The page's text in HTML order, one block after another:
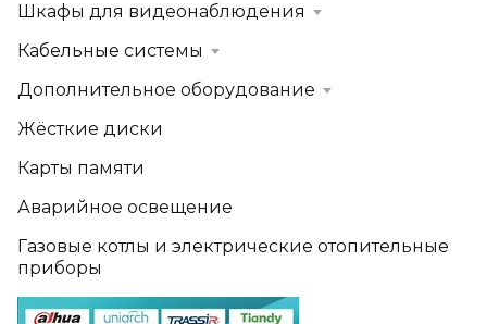
Шкафы для видеонаблюдения
Кабельные системы
Дополнительное оборудование
Жёсткие диски
Карты памяти
Аварийное освещение
Газовые котлы и электрические отопительные
приборы